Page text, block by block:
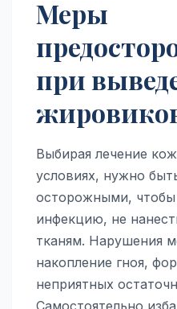
Меры
при
Выбирая лечение
условиях, нужно
осторожными, чтобы
инфекцию, не
тканям. Нарушения
накопление гноя,
неприятных